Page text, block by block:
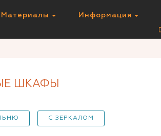
Материалы Информация
ШКАФЫ
С ЗЕРКАЛОМ